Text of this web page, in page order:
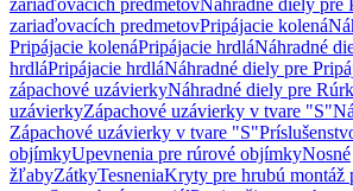
zariaďovacích predmetovNáhradné diely pre
zariaďovacích predmetovPripájacie kolená
Pripájacie kolenáPripájacie hrdláNáhradné
hrdláPripájacie hrdláNáhradné diely pre
zápachové uzávierkyNáhradné diely pre
uzávierkyZápachové uzávierky v tvare "S"
Zápachové uzávierky v tvare "S"
objímkyUpevnenia pre rúrové objímkyNosné
žľabyZátkyTesneniaKryty pre hrubú montáž